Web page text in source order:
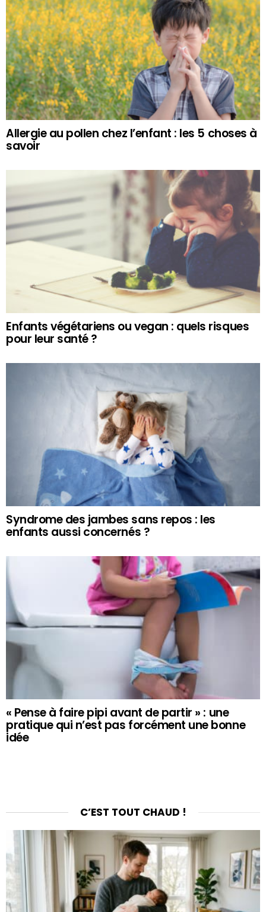
Allergie au pollen chez l’enfant : les 5 choses à
savoir
Enfants végétariens ou vegan : quels risques
pour leur santé ?
Syndrome des jambes sans repos : les
enfants aussi concernés ?
« Pense à faire pipi avant de partir » : une
pratique qui n’est pas forcément une bonne
idée
C’EST TOUT CHAUD !